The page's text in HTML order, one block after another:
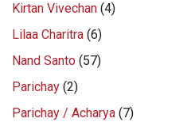
Kirtan Vivechan (4)
Lilaa Charitra (6)
Nand Santo (57)
Parichay (2)
Parichay / Acharya (7)